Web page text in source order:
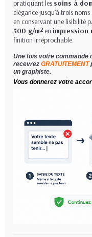
pratiquant les soins à
élégance jusqu'à trois
en conservant une lisibilité
300 g/m² en impression
finition irréprochable.
Une fois votre commande
recevrez GRATUITEMENT
un graphiste.
Vous donnerez votre